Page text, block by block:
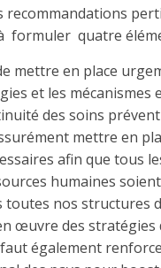
recommandations
formuler quatre
mettre en place
et les mécanismes
des soins
mettre en
afin que tous
humaines soient
toutes nos structures
œuvre des stratégies
également